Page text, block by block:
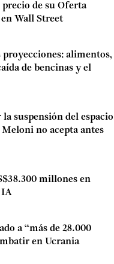
de su Oferta
Wall Street
proyecciones: alimentos,
de bencinas y el
suspensión del espacio
no acepta antes
millones en
IA
a “más de 28.000
en Ucrania